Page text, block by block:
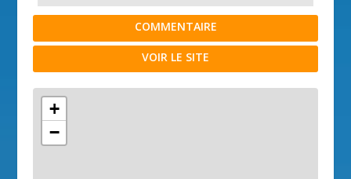
COMMENTAIRE
VOIR LE SITE
+
−